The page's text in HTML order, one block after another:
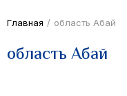
Главная / область Абай
область Абай